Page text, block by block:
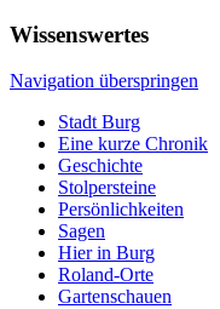
Wissenswertes
Navigation überspringen
Stadt Burg
Eine kurze Chronik
Geschichte
Stolpersteine
Persönlichkeiten
Sagen
Hier in Burg
Roland-Orte
Gartenschauen